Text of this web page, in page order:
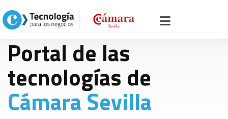
BIENVENIDO AL
Portal de las
tecnologías de
Cámara Sevilla